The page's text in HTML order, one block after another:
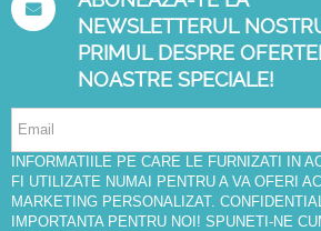
NEWSLETTERUL
PRIMUL DESPRE
NOASTRE SPECIALE!
INFORMATIILE PE CARE LE FURNIZATI IN
FI UTILIZATE NUMAI PENTRU A VA OFERI
MARKETING PERSONALIZAT.
IMPORTANTA PENTRU NOI! SPUNETI-NE